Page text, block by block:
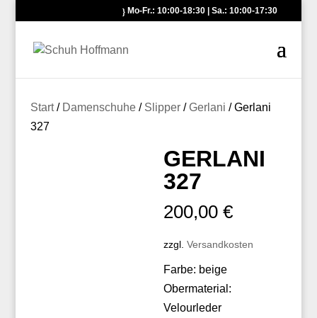
Mo-Fr.: 10:00-18:30 | Sa.: 10:00-17:30
Start/ Damenschuhe/ Slipper/Gerlani / Gerlani
327
GERLANI
327
200,00€
zzgl.Versandkosten
Farbe: beige
Obermaterial:
Velourleder